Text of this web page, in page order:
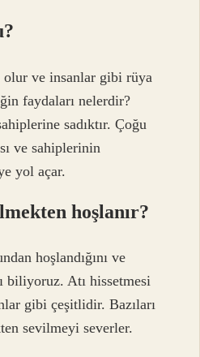
olur ve insanlar gibi rüya
faydaları nelerdir?
sadıktır. Çoğu
ve sahiplerinin
yol açar.
hoşlanır?
hoşlandığını ve
biliyoruz. Atı hissetmesi
gibi çeşitlidir. Bazıları
sevilmeyi severler.